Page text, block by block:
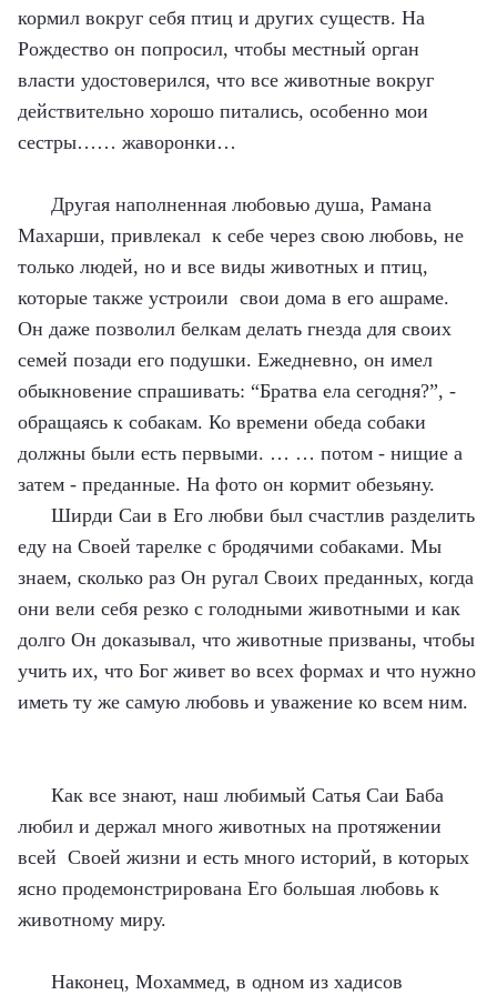
кормил вокруг себя птиц и других существ. На
Рождество он попросил, чтобы местный орган
власти удостоверился, что все животные вокруг
действительно хорошо питались, особенно мои
сестры…… жаворонки…
Другая наполненная любовью душа, Рамана
Махарши, привлекал к себе через свою любовь, не
только людей, но и все виды животных и птиц,
которые также устроили свои дома в его ашраме.
Он даже позволил белкам делать гнезда для своих
семей позади его подушки. Ежедневно, он имел
обыкновение спрашивать: “Братва ела сегодня?”, -
обращаясь к собакам. Ко времени обеда собаки
должны были есть первыми. … … потом - нищие а
затем - преданные. На фото он кормит обезьяну.
Ширди Саи в Его любви был счастлив разделить
еду на Своей тарелке с бродячими собаками. Мы
знаем, сколько раз Он ругал Своих преданных, когда
они вели себя резко с голодными животными и как
долго Он доказывал, что животные призваны, чтобы
учить их, что Бог живет во всех формах и что нужно
иметь ту же самую любовь и уважение ко всем ним.
Как все знают, наш любимый Сатья Саи Баба
любил и держал много животных на протяжении
всей Своей жизни и есть много историй, в которых
ясно продемонстрирована Его большая любовь к
животному миру.
Наконец, Мохаммед, в одном из хадисов